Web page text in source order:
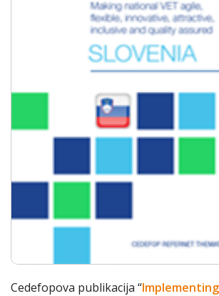
Cedefopova publikacija “